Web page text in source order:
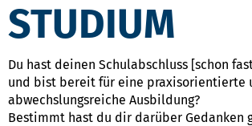
STUDIUM
Du hast deinen Schulabschluss [schon
und bist bereit für eine praxisorientierte
abwechslungsreiche Ausbildung?
Bestimmt hast du dir darüber Gedanken